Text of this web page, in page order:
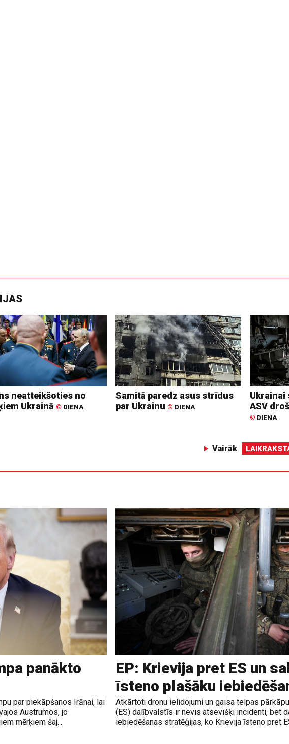
neatteikšoties no
Ukrainā © DIENA
Samitā paredz asus strīdus
par Ukrainu © DIENA
Ukrainai
ASV
© DIENA
Vairāk
panākto
par piekāpšanos Irānai, lai
Austrumos, jo
mērķiem šaj...
EP: Krievija pret ES un
īsteno plašāku
Atkārtoti dronu ielidojumi un gaisa telpas
(ES) dalībvalstīs ir nevis atsevišķi incidenti, bet
iebiedēšanas stratēģijas, ko Krievija īsteno pret